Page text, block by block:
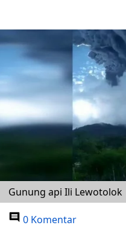
Gunung api Ili Lewotolok
0 Komentar